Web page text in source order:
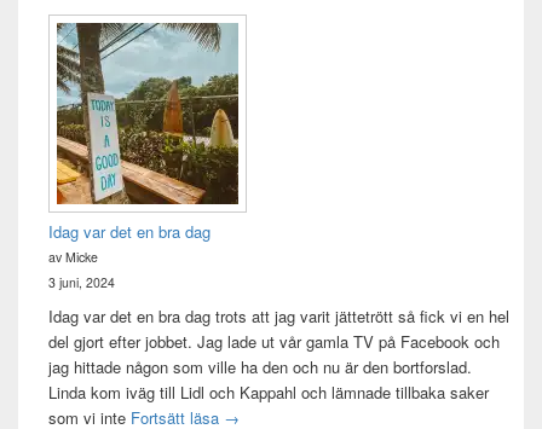
Idag var det en bra dag
av Micke
3 juni, 2024
Idag var det en bra dag trots att jag varit jättetrött så fick vi en hel
del gjort efter jobbet. Jag lade ut vår gamla TV på Facebook och
jag hittade någon som ville ha den och nu är den bortforslad.
Linda kom iväg till Lidl och Kappahl och lämnade tillbaka saker
som vi inte Fortsätt läsa Idag var det en bra dag
→